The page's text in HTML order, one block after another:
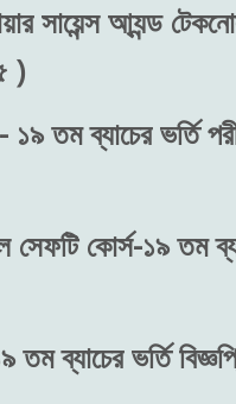
সায়েন্স আ্যন্ড
)
তম ব্যাচের ভর্তি
কোর্স-১৯ তম
তম ব্যাচের ভর্তি